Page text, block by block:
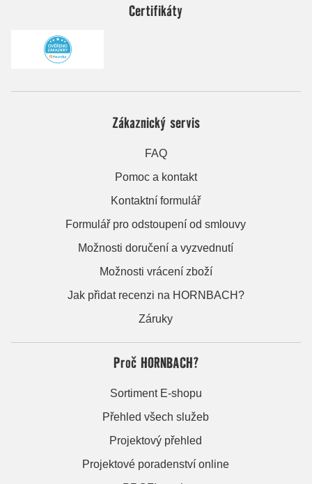
Certifikáty
Zákaznický servis
FAQ
Pomoc a kontakt
Kontaktní formulář
Formulář pro odstoupení od smlouvy
Možnosti doručení a vyzvednutí
Možnosti vrácení zboží
Jak přidat recenzi na HORNBACH?
Záruky
Proč HORNBACH?
Sortiment E-shopu
Přehled všech služeb
Projektový přehled
Projektové poradenství online